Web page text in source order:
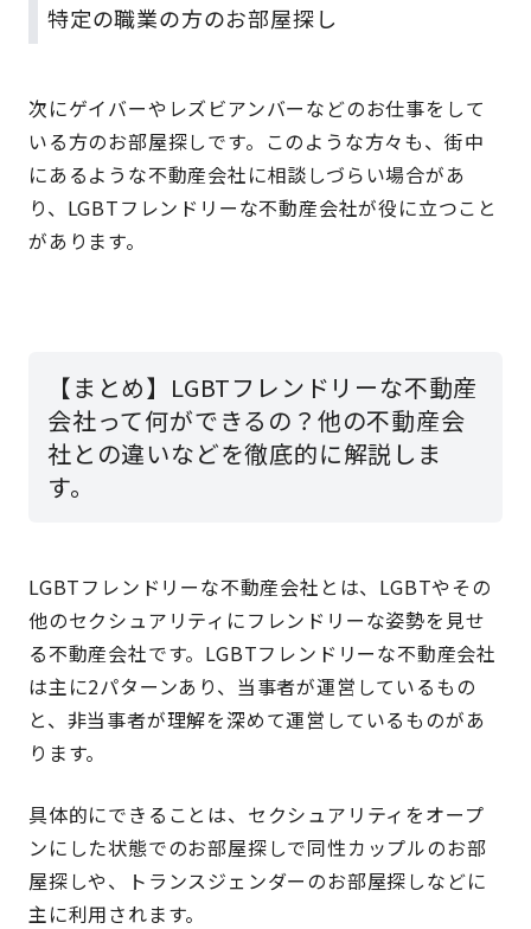
特定の職業の方のお部屋探し
次にゲイバーやレズビアンバーなどのお仕事をして
いる方のお部屋探しです。このような方々も、街中
にあるような不動産会社に相談しづらい場合があ
り、LGBTフレンドリーな不動産会社が役に立つこと
があります。
【まとめ】LGBTフレンドリーな不動産
会社って何ができるの？他の不動産会
社との違いなどを徹底的に解説しま
す。
LGBTフレンドリーな不動産会社とは、LGBTやその
他のセクシュアリティにフレンドリーな姿勢を見せ
る不動産会社です。LGBTフレンドリーな不動産会社
は主に2パターンあり、当事者が運営しているもの
と、非当事者が理解を深めて運営しているものがあ
ります。
具体的にできることは、セクシュアリティをオープ
ンにした状態でのお部屋探しで同性カップルのお部
屋探しや、トランスジェンダーのお部屋探しなどに
主に利用されます。